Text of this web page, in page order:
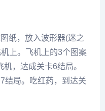
纸，放入波形器(迷之
上。飞机上的3个图案
，达成关卡6结局。
结局。吃红药，到达关